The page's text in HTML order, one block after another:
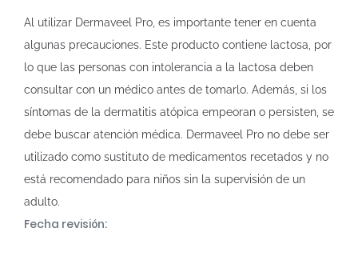
Al utilizar Dermaveel Pro, es importante tener en cuenta
algunas precauciones. Este producto contiene lactosa, por
lo que las personas con intolerancia a la lactosa deben
consultar con un médico antes de tomarlo. Además, si los
síntomas de la dermatitis atópica empeoran o persisten, se
debe buscar atención médica. Dermaveel Pro no debe ser
utilizado como sustituto de medicamentos recetados y no
está recomendado para niños sin la supervisión de un
adulto.
Fecha revisión: